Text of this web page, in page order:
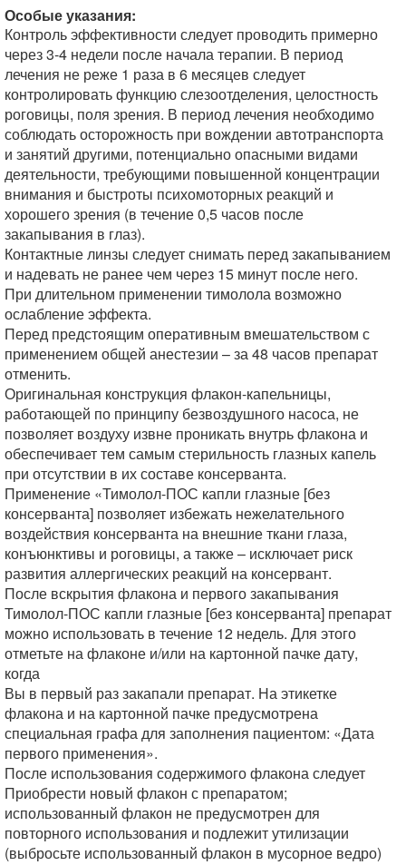
Особые указания:
Контроль эффективности следует проводить примерно
через 3-4 недели после начала терапии. В период
лечения не реже 1 раза в 6 месяцев следует
контролировать функцию слезоотделения, целостность
роговицы, поля зрения. В период лечения необходимо
соблюдать осторожность при вождении автотранспорта
и занятий другими, потенциально опасными видами
деятельности, требующими повышенной концентрации
внимания и быстроты психомоторных реакций и
хорошего зрения (в течение 0,5 часов после
закапывания в глаз).
Контактные линзы следует снимать перед закапыванием
и надевать не ранее чем через 15 минут после него.
При длительном применении тимолола возможно
ослабление эффекта.
Перед предстоящим оперативным вмешательством с
применением общей анестезии – за 48 часов препарат
отменить.
Оригинальная конструкция флакон-капельницы,
работающей по принципу безвоздушного насоса, не
позволяет воздуху извне проникать внутрь флакона и
обеспечивает тем самым стерильность глазных капель
при отсутствии в их составе консерванта.
Применение «Тимолол-ПОС капли глазные [без
консерванта] позволяет избежать нежелательного
воздействия консерванта на внешние ткани глаза,
конъюнктивы и роговицы, а также – исключает риск
развития аллергических реакций на консервант.
После вскрытия флакона и первого закапывания
Тимолол-ПОС капли глазные [без консерванта] препарат
можно использовать в течение 12 недель. Для этого
отметьте на флаконе и/или на картонной пачке дату,
когда
Вы в первый раз закапали препарат. На этикетке
флакона и на картонной пачке предусмотрена
специальная графа для заполнения пациентом: «Дата
первого применения».
После использования содержимого флакона следует
Приобрести новый флакон с препаратом;
использованный флакон не предусмотрен для
повторного использования и подлежит утилизации
(выбросьте использованный флакон в мусорное ведро)